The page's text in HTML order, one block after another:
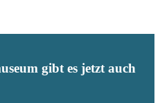
gibt es jetzt auch